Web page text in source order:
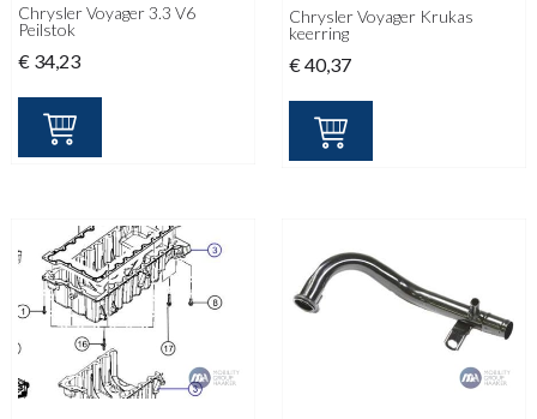
Chrysler Voyager 3.3 V6
Peilstok
€ 34,23
Chrysler Voyager Krukas
keerring
€ 40,37